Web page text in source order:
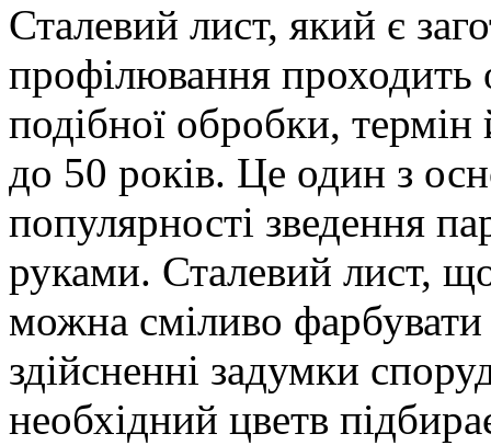
Сталевий лист, який є
профілювання
подібної обробки, термін
до 50 років. Це один з
популярності зведення
руками. Сталевий лист,
можна сміливо
здійсненні задумки
необхідний цветв